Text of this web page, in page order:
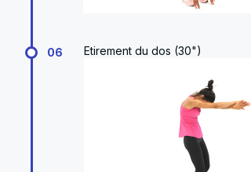
06 Etirement du dos (30")